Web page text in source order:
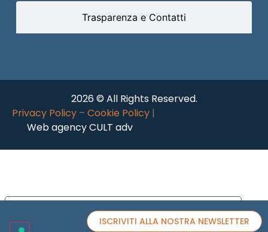
Trasparenza e Contatti
2026 © All Rights Reserved.
Privacy Policy – Cookie Policy |
Web agency CULT adv
ISCRIVITI ALLA NOSTRA NEWSLETTER
Informativa sulla raccolta